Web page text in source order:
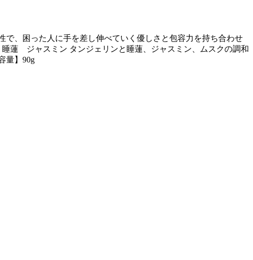
で、困った人に手を差し伸べていく優しさと包容力を持ち合わせ
蓮 ジャスミン タンジェリンと睡蓮、ジャスミン、ムスクの調和
量】90g